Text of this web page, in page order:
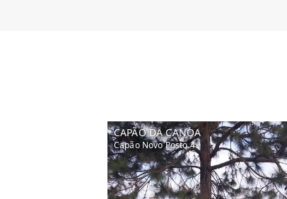
CAPÃO DA CANOA
Capão Novo Posto 4